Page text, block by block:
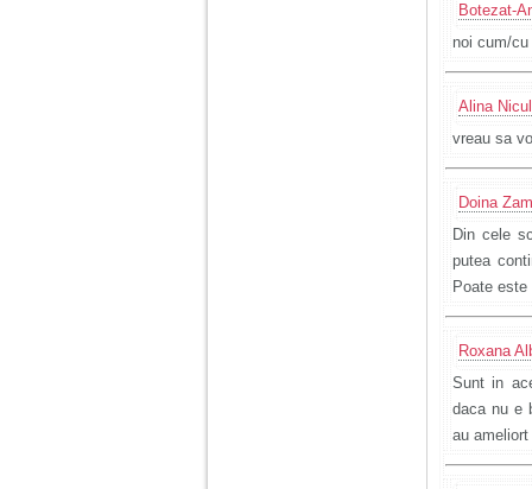
Botezat-
noi cum/
Alina
vreau sa
Doina
Din cele
putea
Poate
Roxana
Sunt in
daca nu e
au